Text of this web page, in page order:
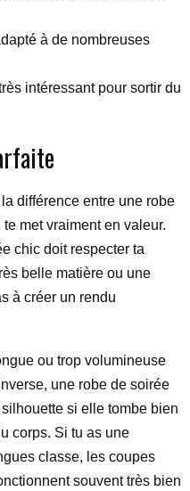
à de nombreuses
intéressant pour sortir du
différence entre une robe
met vraiment en valeur.
chic doit respecter ta
belle matière ou une
à créer un rendu
ou trop volumineuse
une robe de soirée
si elle tombe bien
corps. Si tu as une
classe, les coupes
souvent très bien